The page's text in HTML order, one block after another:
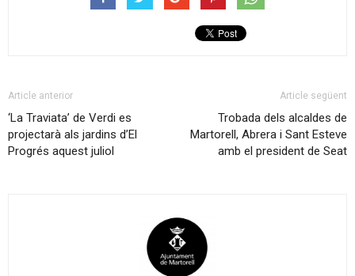
Article anterior
‘La Traviata’ de Verdi es
projectarà als jardins d’El
Progrés aquest juliol
Article següent
Trobada dels alcaldes de
Martorell, Abrera i Sant Esteve
amb el president de Seat